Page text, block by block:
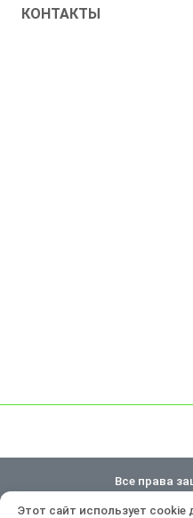
КОНТАКТЫ
Все права
Политика
Этот сайт использует cookie